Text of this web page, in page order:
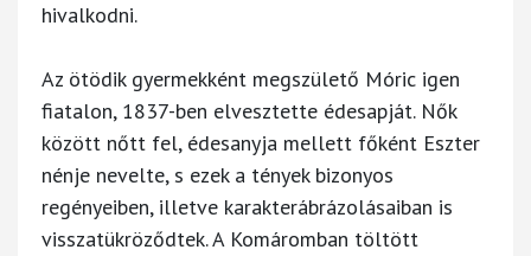
hivalkodni.
Az ötödik gyermekként megszülető Móric igen
fiatalon, 1837-ben elvesztette édesapját. Nők
között nőtt fel, édesanyja mellett főként Eszter
nénje nevelte, s ezek a tények bizonyos
regényeiben, illetve karakterábrázolásaiban is
visszatükröződtek. A Komáromban töltött